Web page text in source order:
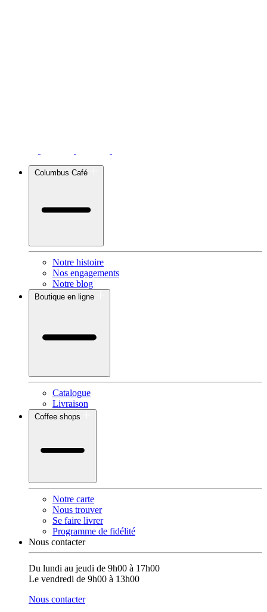
Columbus Café
Notre histoire
Nos engagements
Notre blog
Boutique en ligne
Catalogue
Livraison
Coffee shops
Notre carte
Nous trouver
Se faire livrer
Programme de fidélité
Nous contacter
Du lundi au jeudi de 9h00 à 17h00
Le vendredi de 9h00 à 13h00
Nous contacter